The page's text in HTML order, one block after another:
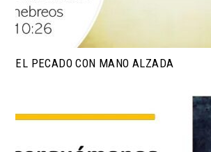
EL PECADO CON MANO ALZADA